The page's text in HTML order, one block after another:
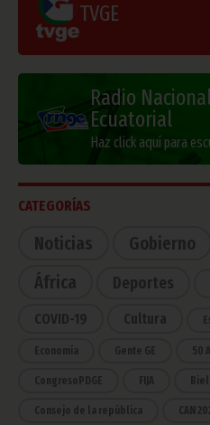
TVGE
Radio
Ecuatorial
Haz click aquí para
CATEGORÍAS
Noticias Gobierno
África
Deportes
COVID-19 Cultura
Economía Gente GE 50
CongresoPDGE FIJA
Consejo de la república CAN